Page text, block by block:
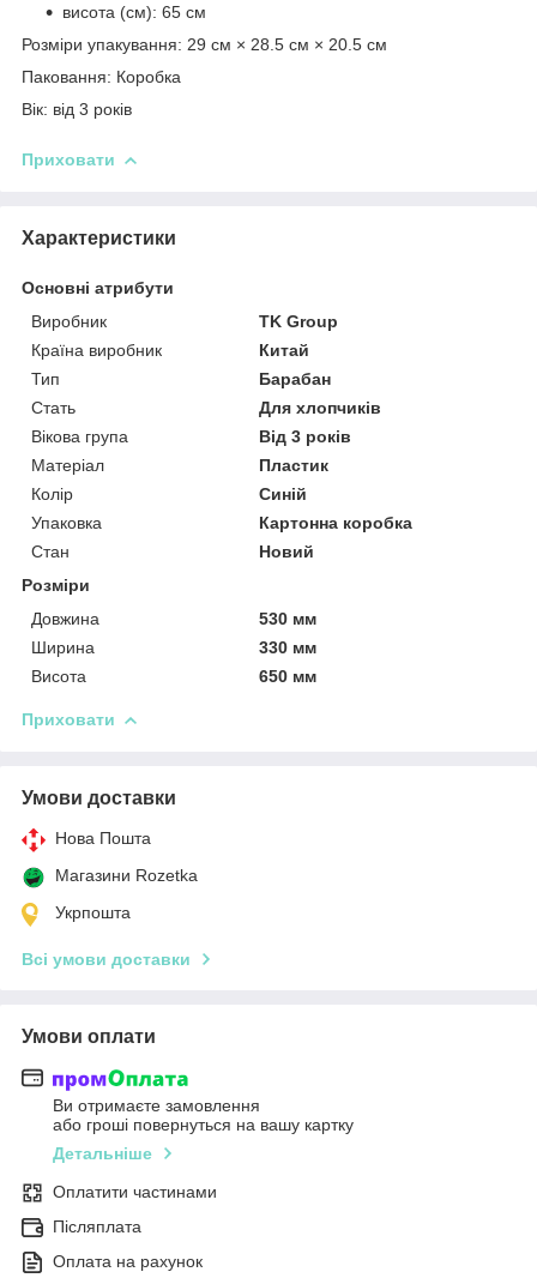
висота (см): 65 см
Розміри упакування: 29 см × 28.5 см × 20.5 см
Паковання: Коробка
Вік: від 3 років
Приховати
Характеристики
Основні атрибути
Виробник
TK Group
Країна виробник
Китай
Тип
Барабан
Стать
Для хлопчиків
Вікова група
Від 3 років
Матеріал
Пластик
Колір
Синій
Упаковка
Картонна коробка
Стан
Новий
Розміри
Довжина
530 мм
Ширина
330 мм
Висота
650 мм
Приховати
Умови доставки
Нова Пошта
Магазини Rozetka
Укрпошта
Всі умови доставки
Умови оплати
Ви отримаєте замовлення
або гроші повернуться на вашу картку
Детальніше
Оплатити частинами
Післяплата
Оплата на рахунок